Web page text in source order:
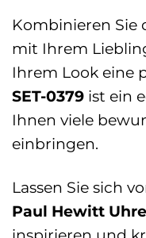
Kombinieren Sie
mit Ihrem
Ihrem Look eine
SET-0379 ist ein
Ihnen viele
einbringen.
Lassen Sie sich
Paul Hewitt